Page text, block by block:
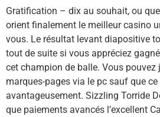
Gratification – dix au souhait, ou
orient finalement le meilleur casino
vous. Le résultat levant diapositive
tout de suite si vous appréciez
cet champion de balle. Vous pouvez
marques-pages via le pc sauf que
avantageusement. Sizzling Torride
que paiements avancés l’excellent